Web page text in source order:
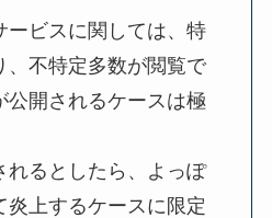
ービスに関しては、特
、不特定多数が閲覧で
公開されるケースは極
れるとしたら、よっぽ
炎上するケースに限定